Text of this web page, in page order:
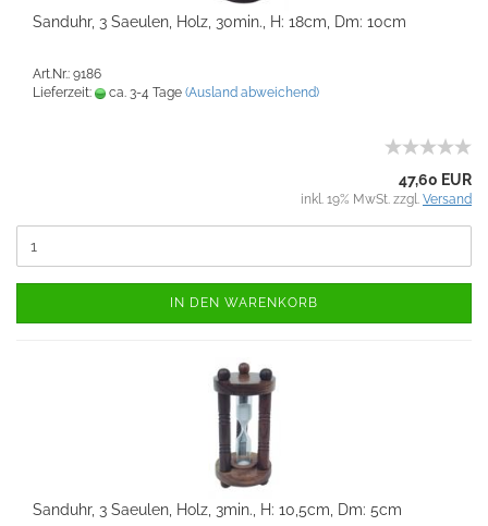
Sanduhr, 3 Saeulen, Holz, 30min., H: 18cm, Dm: 10cm
Art.Nr.: 9186
Lieferzeit:
ca. 3-4 Tage (Ausland abweichend)
47,60 EUR
inkl. 19% MwSt. zzgl. Versand
IN DEN WARENKORB
Sanduhr, 3 Saeulen, Holz, 3min., H: 10,5cm, Dm: 5cm